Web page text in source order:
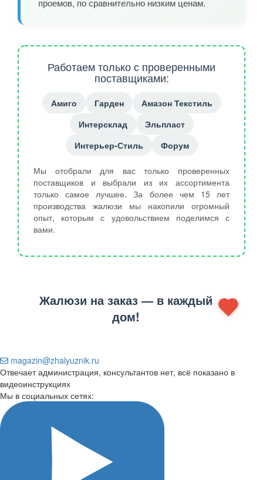
Работаем только с проверенными
поставщиками:
Амиго Гарден
Амазон Текстиль
Интерсклад
Эльпласт
Интерьер-Стиль
Форум
Мы отобрали для вас только проверенных
поставщиков и выбрали из их ассортимента
только самое лучшее. За более чем 15 лет
производства жалюзи мы накопили огромный
опыт, которым с удовольствием поделимся с
вами.
Жалюзи на заказ — в каждый
дом!
magazin@zhalyuznik.ru
Отвечает администрация, консультантов нет, всё показано в
видеоинструкциях
Мы в социальных сетях: